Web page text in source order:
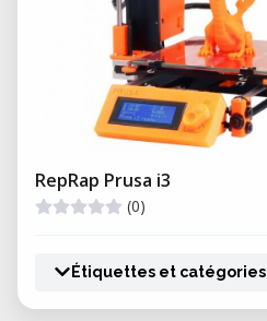
RepRap Prusa i3
(0)
Étiquettes et catégories